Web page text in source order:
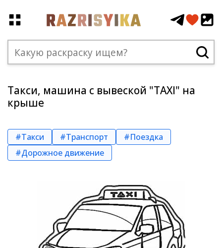
Такси, машина с вывеской "TAXI" на
крыше
#Такси #Транспорт
#Поездка
#Дорожное движение